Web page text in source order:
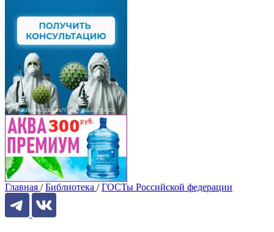
Главная / Библиотека / ГОСТы Российской федерации